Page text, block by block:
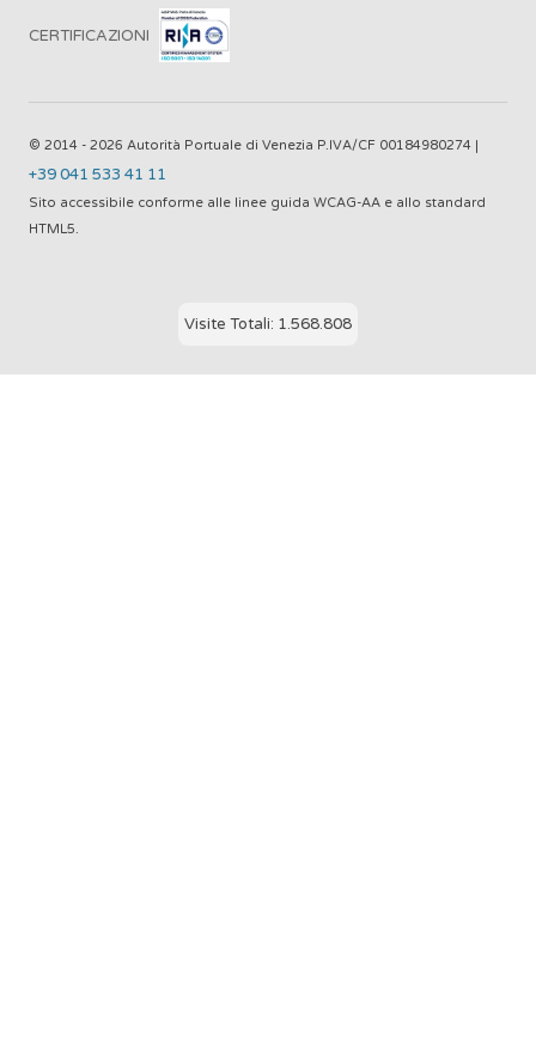
CERTIFICAZIONI
© 2014 - 2026 Autorità Portuale di Venezia P.IVA/CF 00184980274 |
+39 041 533 41 11
Sito accessibile conforme alle linee guida WCAG-AA e allo standard
HTML5.
Visite Totali: 1.568.808